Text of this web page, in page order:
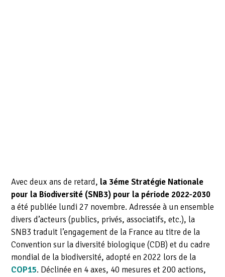
Avec deux ans de retard, la3éme Stratégie Nationale
pour la Biodiversité (SNB3)pour la période 2022-2030
a été publiée lundi 27 novembre. Adressée à un ensemble
divers d’acteurs (publics, privés, associatifs, etc.), la
SNB3 traduit l’engagement de la France au titre de la
Convention sur la diversité biologique (CDB) et du cadre
mondial de la biodiversité, adopté en 2022 lors de la
COP15. Déclinée en 4 axes, 40 mesures et 200 actions,